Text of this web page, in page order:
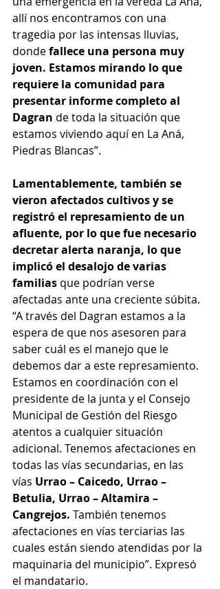
allí nos encontramos con una
tragedia por las intensas lluvias,
donde fallece una persona muy
joven. Estamos mirando lo que
requiere la comunidad para
presentar informe completo al
Dagran de toda la situación que
estamos viviendo aquí en La Aná,
Piedras Blancas”.
Lamentablemente, también se
vieron afectados cultivos y se
registró el represamiento de un
afluente, por lo que fue necesario
decretar alerta naranja, lo que
implicó el desalojo de varias
familias que podrían verse
afectadas ante una creciente súbita.
“A través del Dagran estamos a la
espera de que nos asesoren para
saber cuál es el manejo que le
debemos dar a este represamiento.
Estamos en coordinación con el
presidente de la junta y el Consejo
Municipal de Gestión del Riesgo
atentos a cualquier situación
adicional. Tenemos afectaciones en
todas las vías secundarias, en las
vías Urrao – Caicedo, Urrao –
Betulia, Urrao – Altamira –
Cangrejos. También tenemos
afectaciones en vías terciarias las
cuales están siendo atendidas por la
maquinaria del municipio”. Expresó
el mandatario.